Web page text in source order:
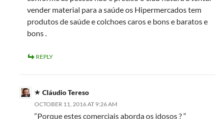
vender material para a saúde os Hipermercados tem
produtos de saúde e colchoes caros e bons e baratos e
bons .
REPLY
Cláudio Tereso
OCTOBER 11, 2016 AT 9:26 AM
“Porque estes comerciais aborda os idosos ? ”